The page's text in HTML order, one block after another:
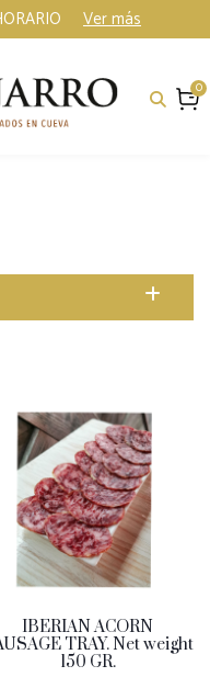
Ver más
0
IBERIAN ACORN
TRAY. Net weight
150 GR.